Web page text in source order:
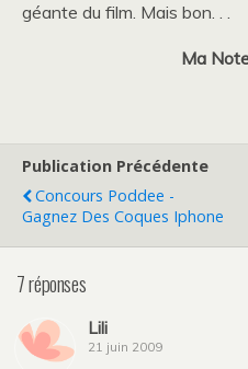
géante du film. Mais bon. . .
Ma
Publication Précédente
Concours Poddee -
Gagnez Des Coques Iphone
7 réponses
Lili
21 juin 2009